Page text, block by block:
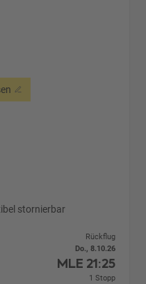
stornierbar
Rückflug
Do., 8.10.26
MLE 21:25
1 Stopp